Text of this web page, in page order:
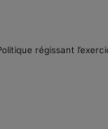
régissant